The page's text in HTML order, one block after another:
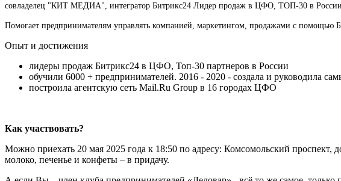
совладелец "КИТ МЕДИА", интегратор Битрикс24 Лидер продаж в ЦФО, ТОП-30 в
Помогает предпринимателям управлять компанией, маркетингом, продажами с помощью
Опыт и достижения
лидеры продаж Битрикс24 в ЦФО, Топ-30 партнеров в России
обучили 6000 + предпринимателей. 2016 - 2020 - создала и руководила
построила агентскую сеть Mail.Ru Group в 16 городах ЦФО
Как участвовать?
Можно приехать 20 мая 2025 года к 18:50 по адресу: Комсомольский
молоко, печенье и конфеты – в придачу.